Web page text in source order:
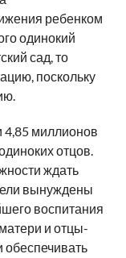
ребенком
одинокий
сад, то
поскольку
4,85 миллионов
отцов.
ждать
вынуждены
воспитания
и отцы-
обеспечивать